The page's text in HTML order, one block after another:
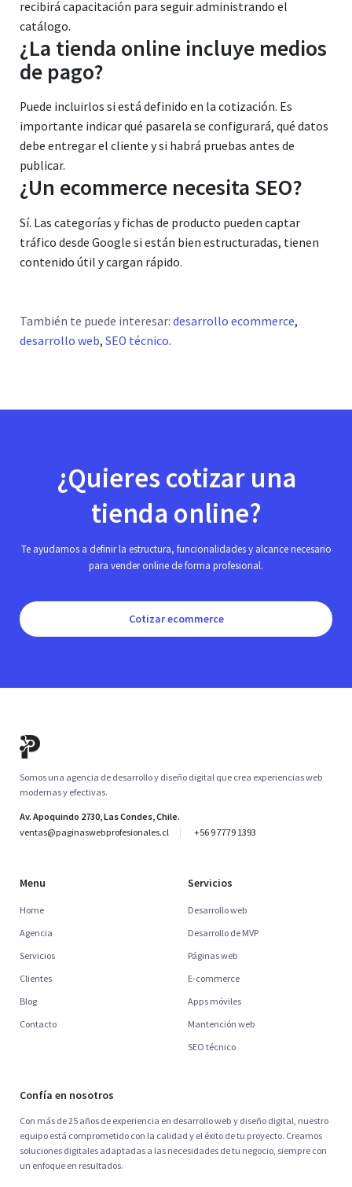
recibirá capacitación para seguir administrando el
catálogo.
¿La tienda online incluye medios
de pago?
Puede incluirlos si está definido en la cotización. Es
importante indicar qué pasarela se configurará, qué datos
debe entregar el cliente y si habrá pruebas antes de
publicar.
¿Un ecommerce necesita SEO?
Sí. Las categorías y fichas de producto pueden captar
tráfico desde Google si están bien estructuradas, tienen
contenido útil y cargan rápido.
También te puede interesar: desarrollo ecommerce,
desarrollo web, SEO técnico.
¿Quieres cotizar una
tienda online?
Te ayudamos a definir la estructura, funcionalidades y alcance necesario
para vender online de forma profesional.
Cotizar ecommerce
Somos una agencia de desarrollo y diseño digital que crea experiencias web
modernas y efectivas.
Av. Apoquindo 2730, Las Condes, Chile.
ventas@paginaswebprofesionales.cl
+56 9 7779 1393
Menu
Home
Agencia
Servicios
Clientes
Blog
Contacto
Servicios
Desarrollo web
Desarrollo de MVP
Páginas web
E-commerce
Apps móviles
Mantención web
SEO técnico
Confía en nosotros
Con más de 25 años de experiencia en desarrollo web y diseño digital, nuestro
equipo está comprometido con la calidad y el éxito de tu proyecto. Creamos
soluciones digitales adaptadas a las necesidades de tu negocio, siempre con
un enfoque en resultados.